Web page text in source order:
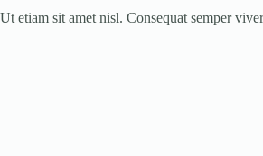
Ut etiam sit amet nisl. Consequat semper